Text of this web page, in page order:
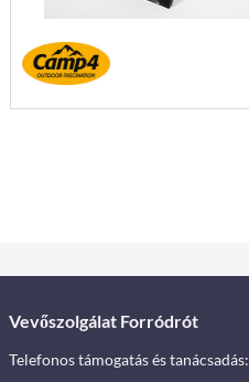
Vevőszolgálat Forródrót
Telefonos támogatás és tanácsadás: